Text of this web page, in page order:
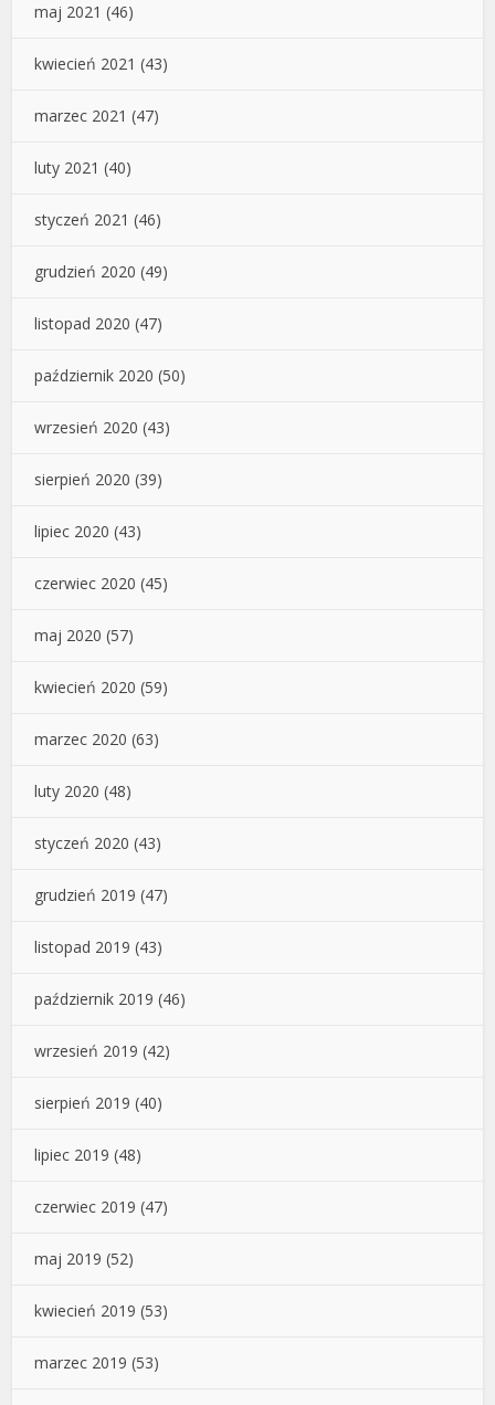
maj 2021 (46)
kwiecień 2021 (43)
marzec 2021 (47)
luty 2021 (40)
styczeń 2021 (46)
grudzień 2020 (49)
listopad 2020 (47)
październik 2020 (50)
wrzesień 2020 (43)
sierpień 2020 (39)
lipiec 2020 (43)
czerwiec 2020 (45)
maj 2020 (57)
kwiecień 2020 (59)
marzec 2020 (63)
luty 2020 (48)
styczeń 2020 (43)
grudzień 2019 (47)
listopad 2019 (43)
październik 2019 (46)
wrzesień 2019 (42)
sierpień 2019 (40)
lipiec 2019 (48)
czerwiec 2019 (47)
maj 2019 (52)
kwiecień 2019 (53)
marzec 2019 (53)